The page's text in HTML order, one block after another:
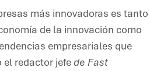
más innovadoras es tanto
de la innovación como
empresariales que
el redactor jefe de Fast